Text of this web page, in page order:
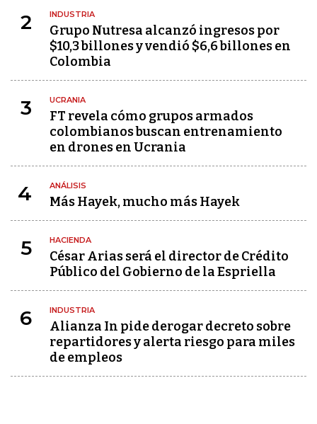
2 INDUSTRIA
Grupo Nutresa alcanzó ingresos por
$10,3 billones y vendió $6,6 billones en
Colombia
3 UCRANIA
FT revela cómo grupos armados
colombianos buscan entrenamiento
en drones en Ucrania
4 ANÁLISIS
Más Hayek, mucho más Hayek
5 HACIENDA
César Arias será el director de Crédito
Público del Gobierno de la Espriella
6 INDUSTRIA
Alianza In pide derogar decreto sobre
repartidores y alerta riesgo para miles
de empleos